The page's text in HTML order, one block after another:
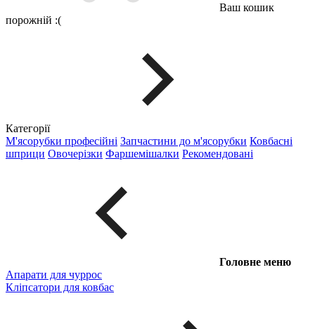
Ваш кошик
порожній :(
Категорії
М'ясорубки професійні Запчастини до м'ясорубки Ковбасні
шприци Овочерізки Фаршемішалки Рекомендовані
Головне меню
Апарати для чуррос
Кліпсатори для ковбас